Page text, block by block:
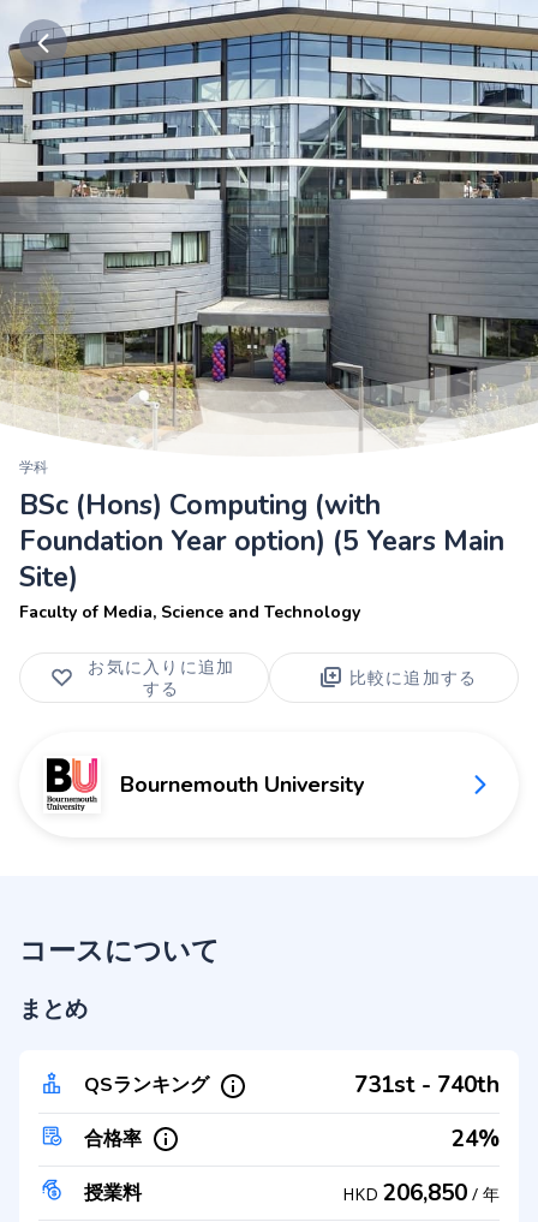
学科
BSc (Hons) Computing (with
Foundation Year option) (5 Years Main
Site)
Faculty of Media, Science and Technology
お気に入りに追加
する
比較に追加する
Bournemouth University
コースについて
まとめ
QSランキング 731st - 740th
合格率 24%
授業料 HKD 206,850 / 年